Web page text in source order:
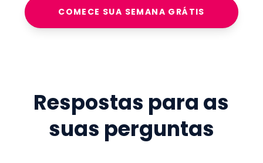
COMECE SUA SEMANA GRÁTIS
Respostas para as
suas perguntas